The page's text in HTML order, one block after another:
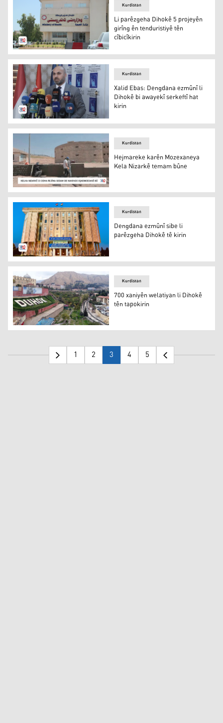
Li parêzgeha Dihokê 5 projeyên girîng ên tenduristiyê
Kurdistan
Li parêzgeha Dihokê 5 projeyên
girîng ên tenduristiyê tên
cîbicîkirin
Xalid Ebas
Kurdistan
Xalid Ebas: Dengdana ezmûnî li
Dihokê bi awayekî serkeftî hat
kirin
Kela Nizarkê
Kurdistan
Hejmareke karên Mozexaneya
Kela Nizarkê temam bûne
Dengdana ezmûnî sibe li parêzgeha Dihokê tê kirin
Kurdistan
Dengdana ezmûnî sibe li
parêzgeha Dihokê tê kirin
Dihok
Kurdistan
700 xaniyên welatiyan li Dihokê
tên tapokirin
1 2 3 4 5